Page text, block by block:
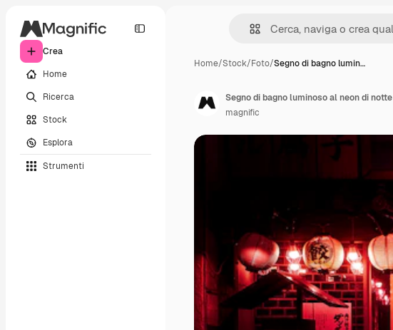
Crea
Home
Ricerca
Stock
Esplora
Strumenti
Home/Stock/Foto/Segno di bagno lumin…
Segno di bagno luminoso al neon di notte
magnific